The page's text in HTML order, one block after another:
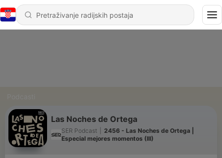
Las Noches de Ortega
SER Podcast
2456 - Las Noches de Ortega |
Especial mejores momentos (III)